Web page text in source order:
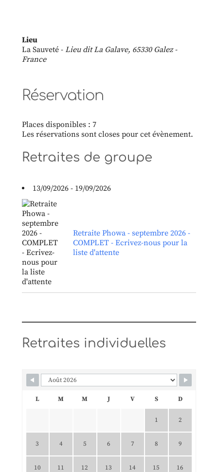
Lieu
La Sauveté - Lieu dit La Galave, 65330 Galez -
France
Réservation
Places disponibles : 7
Les réservations sont closes pour cet évènement.
Retraites de groupe
13/09/2026 - 19/09/2026
Retraite Phowa - septembre 2026 -
COMPLET - Ecrivez-nous pour la
liste d'attente
Retraites individuelles
L M M J V S D
1 2
3 4 5 6 7 8 9
10 11 12 13 14 15 16